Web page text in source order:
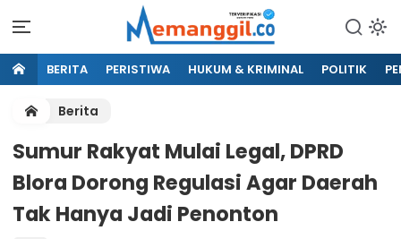
BERITA PERISTIWA HUKUM & KRIMINAL POLITIK
Berita
Sumur Rakyat Mulai Legal, DPRD
Blora Dorong Regulasi Agar Daerah
Tak Hanya Jadi Penonton